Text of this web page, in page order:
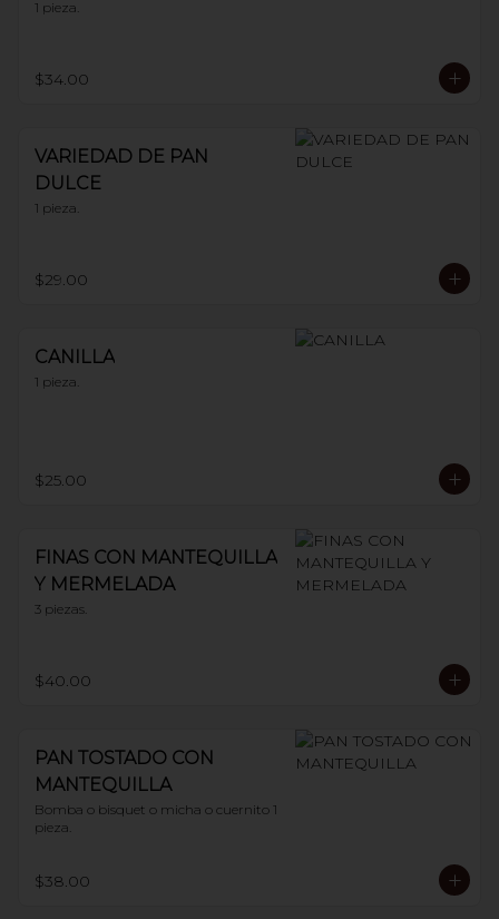
1 pieza.
$34.00
VARIEDAD DE PAN
DULCE
1 pieza.
$29.00
CANILLA
1 pieza.
$25.00
FINAS CON MANTEQUILLA
Y MERMELADA
3 piezas.
$40.00
PAN TOSTADO CON
MANTEQUILLA
Bomba o bisquet o micha o cuernito 1
pieza.
$38.00